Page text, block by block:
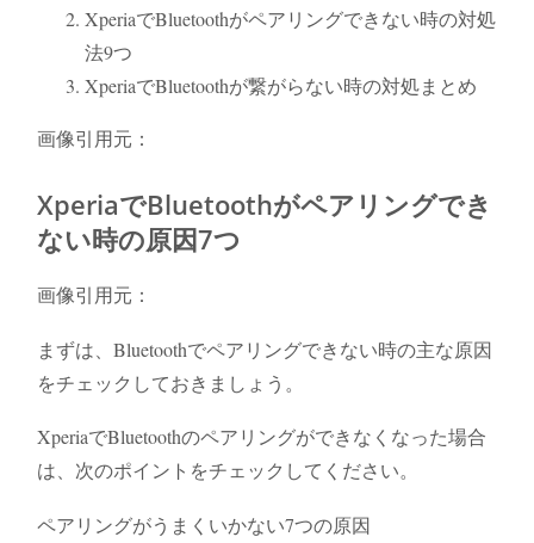
XperiaでBluetoothがペアリングできない時の対処
法9つ
XperiaでBluetoothが繋がらない時の対処まとめ
画像引用元：
XperiaでBluetoothがペアリングでき
ない時の原因7つ
画像引用元：
まずは、Bluetoothでペアリングできない時の主な原因
をチェックしておきましょう。
XperiaでBluetoothのペアリングができなくなった場合
は、次のポイントをチェックしてください。
ペアリングがうまくいかない7つの原因